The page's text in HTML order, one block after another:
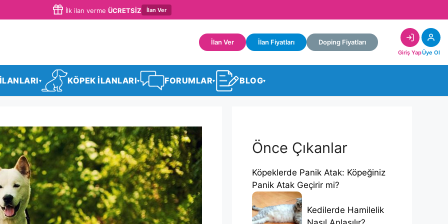
İlk ilan verme ÜCRETSİZ İlan Ver
İlan Ver İlan Fiyatları Doping Fiyatları
Giriş YapÜye Ol
▾ KÖPEK İLANLARI▾ FORUMLAR▾ BLOG▾
Önce Çıkanlar
Köpeklerde Panik Atak: Köpeğiniz
Panik Atak Geçirir mi?
Kedilerde Hamilelik